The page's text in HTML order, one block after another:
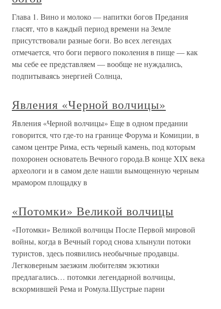
Глава 1. Вино и молоко — напитки богов Предания
гласят, что в каждый период времени на Земле
присутствовали разные боги. Во всех легендах
отмечается, что боги первого поколения в пище — как
мы себе ее представляем — вообще не нуждались,
подпитываясь энергией Солнца,
Явления «Черной волчицы»
Явления «Черной волчицы» Еще в одном предании
говорится, что где-то на границе Форума и Комиции, в
самом центре Рима, есть черный камень, под которым
похоронен основатель Вечного города.В конце XIX века
археологи и в самом деле нашли вымощенную черным
мрамором площадку в
«Потомки» Великой волчицы
«Потомки» Великой волчицы После Первой мировой
войны, когда в Вечный город снова хлынули потоки
туристов, здесь появились необычные продавцы.
Легковерным заезжим любителям экзотики
предлагались… потомки легендарной волчицы,
вскормившей Рема и Ромула.Шустрые парни